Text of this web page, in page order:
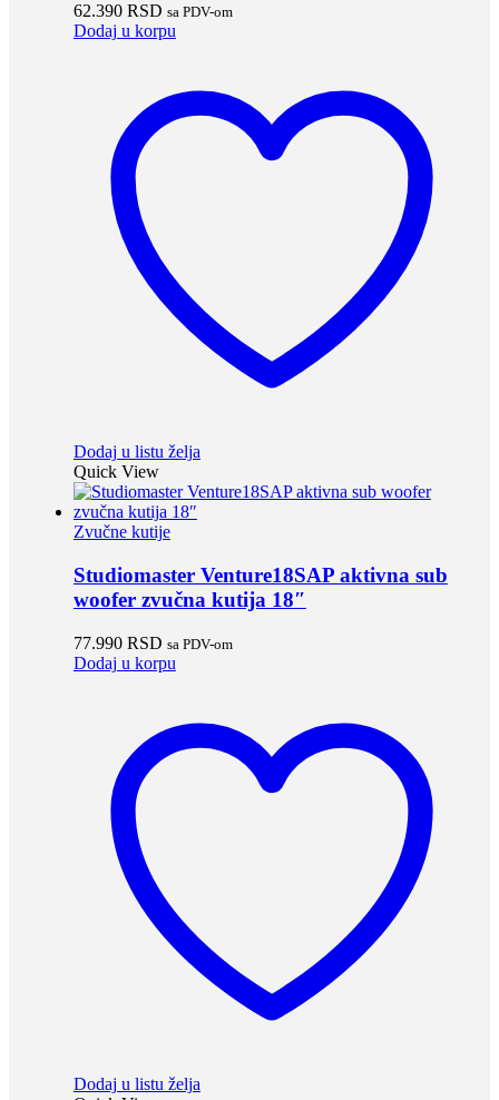
62.390 RSD sa PDV-om
Dodaj u korpu
Dodaj u listu želja
Quick View
Zvučne kutije
Studiomaster Venture18SAP aktivna sub
woofer zvučna kutija 18″
77.990 RSD sa PDV-om
Dodaj u korpu
Dodaj u listu želja